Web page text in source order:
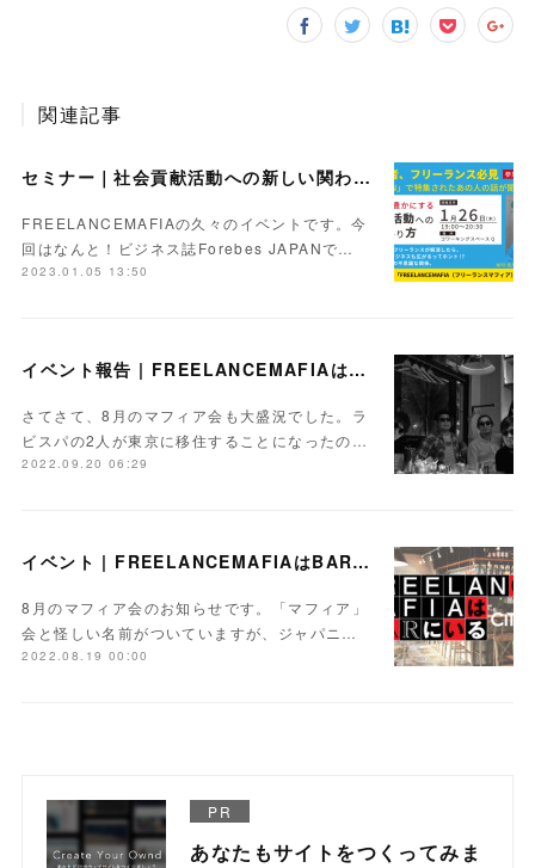
関連記事
セミナー｜社会貢献活動への新しい関わり方 〜人生も仕事も豊かにするコツ〜【Day】2023.1.26
FREELANCEMAFIAの久々のイベントです。今
回はなんと！ビジネス誌Forebes JAPANで…
2023.01.05 13:50
イベント報告 | FREELANCEMAFIAはBARにいるvol.26
さてさて、8月のマフィア会も大盛況でした。ラ
ビスパの2人が東京に移住することになったの…
2022.09.20 06:29
イベント | FREELANCEMAFIAはBARにいるvol.26【Day】2022.8.25
8月のマフィア会のお知らせです。「マフィア」
会と怪しい名前がついていますが、ジャパニ…
2022.08.19 00:00
PR
あなたもサイトをつくってみま